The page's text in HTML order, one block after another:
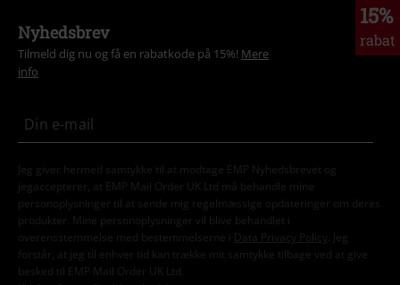
15%
rabat
Nyhedsbrev
Tilmeld dig nu og få en rabatkode på 15%! Mere
info
Jeg giver hermed samtykke til at modtage EMP Nyhedsbrevet og
jegaccepterer, at EMP Mail Order UK Ltd må behandle mine
personoplysninger til at sende mig regelmæssige opdateringer om deres
produkter. Mine personoplysninger vil blive behandlet i
overensstemmelse med bestemmelserne i
Data Privacy Policy
. Jeg
forstår, at jeg til enhver tid kan trække mit samtykke tilbage ved at give
besked til EMP Mail Order UK Ltd.